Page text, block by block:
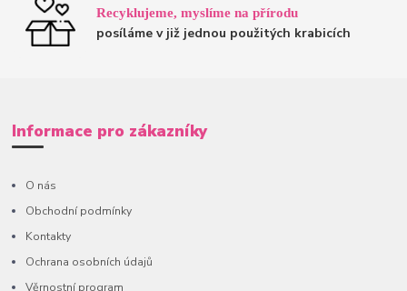
Recyklujeme, myslíme na přírodu
posíláme v již jednou použitých krabicích
Informace pro zákazníky
O nás
Obchodní podmínky
Kontakty
Ochrana osobních údajů
Věrnostní program